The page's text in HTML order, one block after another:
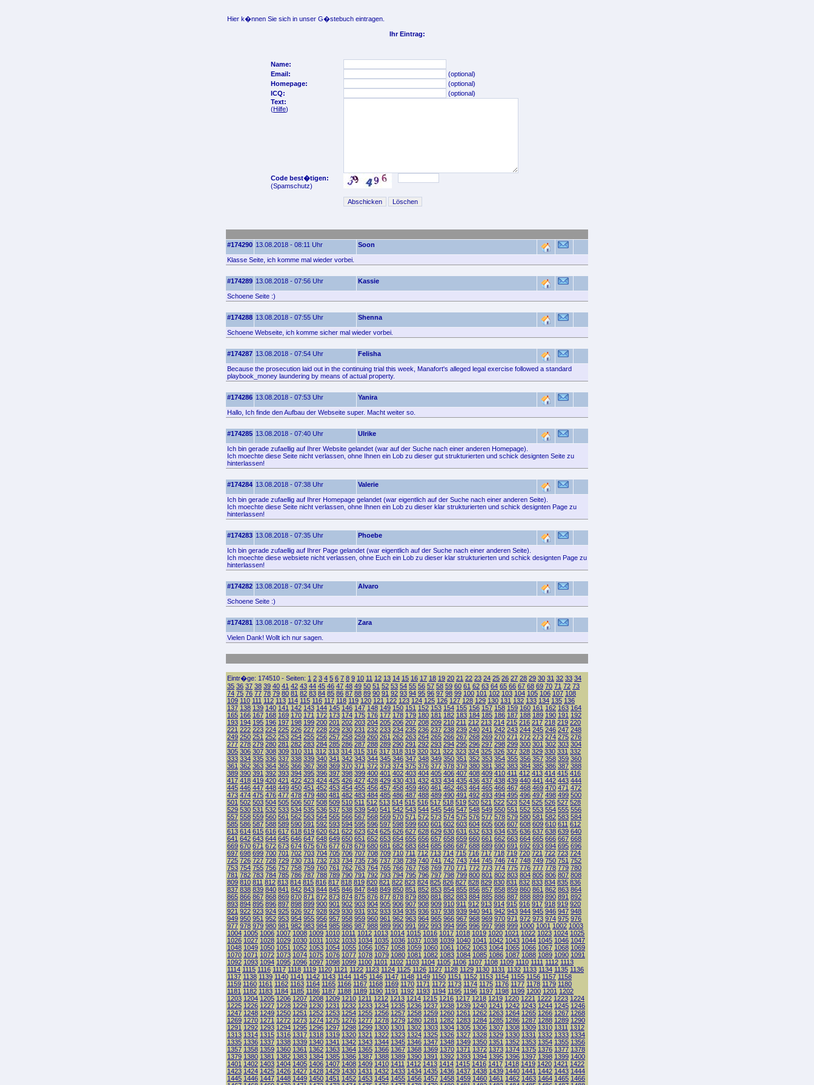
Hier k�nnen Sie sich in unser G�stebuch eintragen.
Ihr Eintrag:
Name:
Email:
(optional)
Homepage:
(optional)
ICQ:
(optional)
Text:
(Hilfe)
Code best�tigen:
(Spamschutz)
#174290 13.08.2018 - 08:11 Uhr Soon
Klasse Seite, ich komme mal wieder vorbei.
#174289 13.08.2018 - 07:56 Uhr Kassie
Schoene Seite :)
#174288 13.08.2018 - 07:55 Uhr Shenna
Schoene Webseite, ich komme sicher mal wieder vorbei.
#174287 13.08.2018 - 07:54 Uhr Felisha
Because the prosecution laid out in the continuing trial this week, Manafort's alleged legal exercise followed a standard
playbook_money laundering by means of actual property.
#174286 13.08.2018 - 07:53 Uhr Yanira
Hallo, Ich finde den Aufbau der Webseite super. Macht weiter so.
#174285 13.08.2018 - 07:40 Uhr Ulrike
Ich bin gerade zufaellig auf Ihrer Website gelandet (war auf der Suche nach einer anderen Homepage).
Ich moechte diese Seite nicht verlassen, ohne Ihnen ein Lob zu dieser gut strukturierten und schick designten Seite zu
hinterlassen!
#174284 13.08.2018 - 07:38 Uhr Valerie
Ich bin gerade zufaellig auf Ihrer Homepage gelandet (war eigentlich auf der Suche nach einer anderen Seite).
Ich moechte diese Seite nicht verlassen, ohne Ihnen ein Lob zu dieser klar strukturierten und schick designten Page zu
hinterlassen!
#174283 13.08.2018 - 07:35 Uhr Phoebe
Ich bin gerade zufaellig auf Ihrer Page gelandet (war eigentlich auf der Suche nach einer anderen Seite).
Ich moechte diese websiete nicht verlassen, ohne Euch ein Lob zu dieser klar strukturierten und schick designten Page zu
hinterlassen!
#174282 13.08.2018 - 07:34 Uhr Alvaro
Schoene Seite :)
#174281 13.08.2018 - 07:32 Uhr Zara
Vielen Dank! Wollt ich nur sagen.
Eintr�ge: 174510 - Seiten: 1 2 3 4 5 6 7 8 9 10 11 12 13 14 15 16 17 18 19 20 21 22 23 24 25 26 27 28 29 30 31 32 33 34
35 36 37 38 39 40 41 42 43 44 45 46 47 48 49 50 51 52 53 54 55 56 57 58 59 60 61 62 63 64 65 66 67 68 69 70 71 72 73
74 75 76 77 78 79 80 81 82 83 84 85 86 87 88 89 90 91 92 93 94 95 96 97 98 99 100 101 102 103 104 105 106 107 108
109 110 111 112 113 114 115 116 117 118 119 120 121 122 123 124 125 126 127 128 129 130 131 132 133 134 135 136
137 138 139 140 141 142 143 144 145 146 147 148 149 150 151 152 153 154 155 156 157 158 159 160 161 162 163 164
165 166 167 168 169 170 171 172 173 174 175 176 177 178 179 180 181 182 183 184 185 186 187 188 189 190 191 192
193 194 195 196 197 198 199 200 201 202 203 204 205 206 207 208 209 210 211 212 213 214 215 216 217 218 219 220
221 222 223 224 225 226 227 228 229 230 231 232 233 234 235 236 237 238 239 240 241 242 243 244 245 246 247 248
249 250 251 252 253 254 255 256 257 258 259 260 261 262 263 264 265 266 267 268 269 270 271 272 273 274 275 276
277 278 279 280 281 282 283 284 285 286 287 288 289 290 291 292 293 294 295 296 297 298 299 300 301 302 303 304
305 306 307 308 309 310 311 312 313 314 315 316 317 318 319 320 321 322 323 324 325 326 327 328 329 330 331 332
333 334 335 336 337 338 339 340 341 342 343 344 345 346 347 348 349 350 351 352 353 354 355 356 357 358 359 360
361 362 363 364 365 366 367 368 369 370 371 372 373 374 375 376 377 378 379 380 381 382 383 384 385 386 387 388
389 390 391 392 393 394 395 396 397 398 399 400 401 402 403 404 405 406 407 408 409 410 411 412 413 414 415 416
417 418 419 420 421 422 423 424 425 426 427 428 429 430 431 432 433 434 435 436 437 438 439 440 441 442 443 444
445 446 447 448 449 450 451 452 453 454 455 456 457 458 459 460 461 462 463 464 465 466 467 468 469 470 471 472
473 474 475 476 477 478 479 480 481 482 483 484 485 486 487 488 489 490 491 492 493 494 495 496 497 498 499 500
501 502 503 504 505 506 507 508 509 510 511 512 513 514 515 516 517 518 519 520 521 522 523 524 525 526 527 528
529 530 531 532 533 534 535 536 537 538 539 540 541 542 543 544 545 546 547 548 549 550 551 552 553 554 555 556
557 558 559 560 561 562 563 564 565 566 567 568 569 570 571 572 573 574 575 576 577 578 579 580 581 582 583 584
585 586 587 588 589 590 591 592 593 594 595 596 597 598 599 600 601 602 603 604 605 606 607 608 609 610 611 612
613 614 615 616 617 618 619 620 621 622 623 624 625 626 627 628 629 630 631 632 633 634 635 636 637 638 639 640
641 642 643 644 645 646 647 648 649 650 651 652 653 654 655 656 657 658 659 660 661 662 663 664 665 666 667 668
669 670 671 672 673 674 675 676 677 678 679 680 681 682 683 684 685 686 687 688 689 690 691 692 693 694 695 696
697 698 699 700 701 702 703 704 705 706 707 708 709 710 711 712 713 714 715 716 717 718 719 720 721 722 723 724
725 726 727 728 729 730 731 732 733 734 735 736 737 738 739 740 741 742 743 744 745 746 747 748 749 750 751 752
753 754 755 756 757 758 759 760 761 762 763 764 765 766 767 768 769 770 771 772 773 774 775 776 777 778 779 780
781 782 783 784 785 786 787 788 789 790 791 792 793 794 795 796 797 798 799 800 801 802 803 804 805 806 807 808
809 810 811 812 813 814 815 816 817 818 819 820 821 822 823 824 825 826 827 828 829 830 831 832 833 834 835 836
837 838 839 840 841 842 843 844 845 846 847 848 849 850 851 852 853 854 855 856 857 858 859 860 861 862 863 864
865 866 867 868 869 870 871 872 873 874 875 876 877 878 879 880 881 882 883 884 885 886 887 888 889 890 891 892
893 894 895 896 897 898 899 900 901 902 903 904 905 906 907 908 909 910 911 912 913 914 915 916 917 918 919 920
921 922 923 924 925 926 927 928 929 930 931 932 933 934 935 936 937 938 939 940 941 942 943 944 945 946 947 948
949 950 951 952 953 954 955 956 957 958 959 960 961 962 963 964 965 966 967 968 969 970 971 972 973 974 975 976
977 978 979 980 981 982 983 984 985 986 987 988 989 990 991 992 993 994 995 996 997 998 999 1000 1001 1002 1003
1004 1005 1006 1007 1008 1009 1010 1011 1012 1013 1014 1015 1016 1017 1018 1019 1020 1021 1022 1023 1024 1025
1026 1027 1028 1029 1030 1031 1032 1033 1034 1035 1036 1037 1038 1039 1040 1041 1042 1043 1044 1045 1046 1047
1048 1049 1050 1051 1052 1053 1054 1055 1056 1057 1058 1059 1060 1061 1062 1063 1064 1065 1066 1067 1068 1069
1070 1071 1072 1073 1074 1075 1076 1077 1078 1079 1080 1081 1082 1083 1084 1085 1086 1087 1088 1089 1090 1091
1092 1093 1094 1095 1096 1097 1098 1099 1100 1101 1102 1103 1104 1105 1106 1107 1108 1109 1110 1111 1112 1113
1114 1115 1116 1117 1118 1119 1120 1121 1122 1123 1124 1125 1126 1127 1128 1129 1130 1131 1132 1133 1134 1135 1136
1137 1138 1139 1140 1141 1142 1143 1144 1145 1146 1147 1148 1149 1150 1151 1152 1153 1154 1155 1156 1157 1158
1159 1160 1161 1162 1163 1164 1165 1166 1167 1168 1169 1170 1171 1172 1173 1174 1175 1176 1177 1178 1179 1180
1181 1182 1183 1184 1185 1186 1187 1188 1189 1190 1191 1192 1193 1194 1195 1196 1197 1198 1199 1200 1201 1202
1203 1204 1205 1206 1207 1208 1209 1210 1211 1212 1213 1214 1215 1216 1217 1218 1219 1220 1221 1222 1223 1224
1225 1226 1227 1228 1229 1230 1231 1232 1233 1234 1235 1236 1237 1238 1239 1240 1241 1242 1243 1244 1245 1246
1247 1248 1249 1250 1251 1252 1253 1254 1255 1256 1257 1258 1259 1260 1261 1262 1263 1264 1265 1266 1267 1268
1269 1270 1271 1272 1273 1274 1275 1276 1277 1278 1279 1280 1281 1282 1283 1284 1285 1286 1287 1288 1289 1290
1291 1292 1293 1294 1295 1296 1297 1298 1299 1300 1301 1302 1303 1304 1305 1306 1307 1308 1309 1310 1311 1312
1313 1314 1315 1316 1317 1318 1319 1320 1321 1322 1323 1324 1325 1326 1327 1328 1329 1330 1331 1332 1333 1334
1335 1336 1337 1338 1339 1340 1341 1342 1343 1344 1345 1346 1347 1348 1349 1350 1351 1352 1353 1354 1355 1356
1357 1358 1359 1360 1361 1362 1363 1364 1365 1366 1367 1368 1369 1370 1371 1372 1373 1374 1375 1376 1377 1378
1379 1380 1381 1382 1383 1384 1385 1386 1387 1388 1389 1390 1391 1392 1393 1394 1395 1396 1397 1398 1399 1400
1401 1402 1403 1404 1405 1406 1407 1408 1409 1410 1411 1412 1413 1414 1415 1416 1417 1418 1419 1420 1421 1422
1423 1424 1425 1426 1427 1428 1429 1430 1431 1432 1433 1434 1435 1436 1437 1438 1439 1440 1441 1442 1443 1444
1445 1446 1447 1448 1449 1450 1451 1452 1453 1454 1455 1456 1457 1458 1459 1460 1461 1462 1463 1464 1465 1466